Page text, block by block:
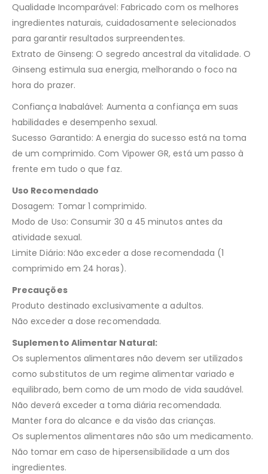
Qualidade Incomparável: Fabricado com os melhores
ingredientes naturais, cuidadosamente selecionados
para garantir resultados surpreendentes.
Extrato de Ginseng: O segredo ancestral da vitalidade. O
Ginseng estimula sua energia, melhorando o foco na
hora do prazer.
Confiança Inabalável: Aumenta a confiança em suas
habilidades e desempenho sexual.
Sucesso Garantido: A energia do sucesso está na toma
de um comprimido. Com Vipower GR, está um passo à
frente em tudo o que faz.
Uso Recomendado
Dosagem: Tomar 1 comprimido.
Modo de Uso: Consumir 30 a 45 minutos antes da
atividade sexual.
Limite Diário: Não exceder a dose recomendada (1
comprimido em 24 horas).
Precauções
Produto destinado exclusivamente a adultos.
Não exceder a dose recomendada.
Suplemento Alimentar Natural:
Os suplementos alimentares não devem ser utilizados
como substitutos de um regime alimentar variado e
equilibrado, bem como de um modo de vida saudável.
Não deverá exceder a toma diária recomendada.
Manter fora do alcance e da visão das crianças.
Os suplementos alimentares não são um medicamento.
Não tomar em caso de hipersensibilidade a um dos
ingredientes.